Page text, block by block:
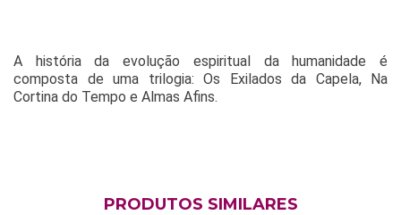
A história da evolução espiritual da humanidade é
composta de uma trilogia: Os Exilados da Capela, Na
Cortina do Tempo e Almas Afins.
PRODUTOS SIMILARES